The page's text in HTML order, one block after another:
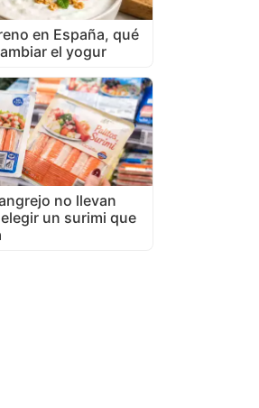
en España, qué
el yogur
no llevan
un surimi que